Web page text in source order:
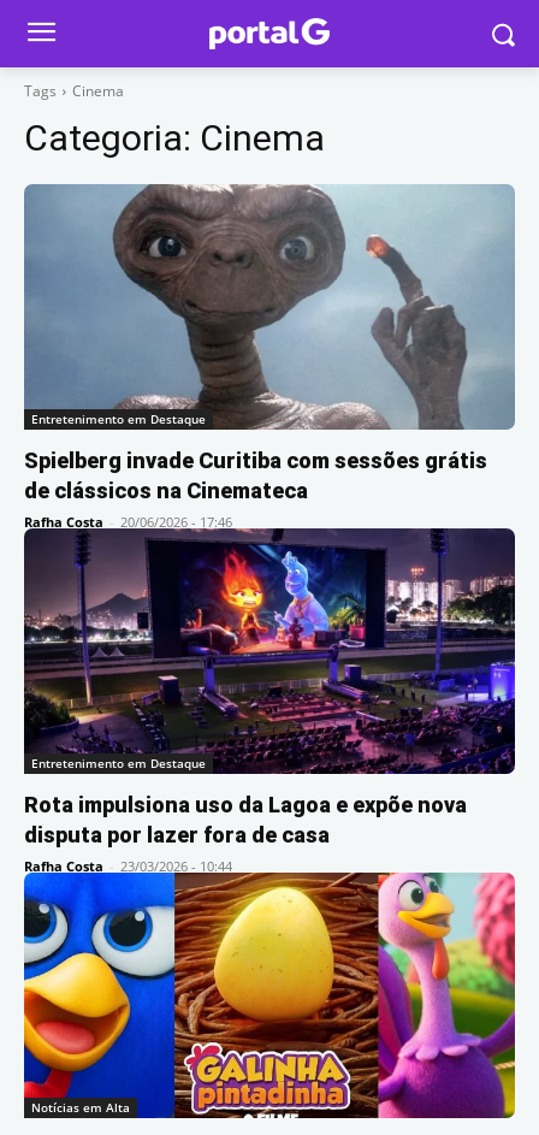
Tags Cinema
Categoria: Cinema
Entretenimento em Destaque
Spielberg invade Curitiba com sessões grátis
de clássicos na Cinemateca
Rafha Costa - 20/06/2026 - 17:46
Entretenimento em Destaque
Rota impulsiona uso da Lagoa e expõe nova
disputa por lazer fora de casa
Rafha Costa - 23/03/2026 - 10:44
Notícias em Alta